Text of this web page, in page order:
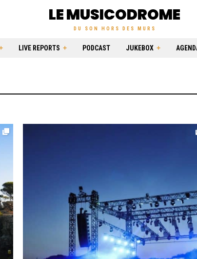
LE MUSICODROME
DU SON HORS DES MURS
LIVE REPORTS PODCAST JUKEBOX